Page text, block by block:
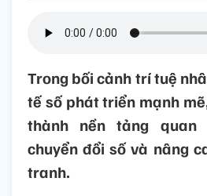
Trong bối cảnh trí tuệ
tế số phát triển mạnh
thành nền tảng quan
chuyển đổi số và nâng
tranh.